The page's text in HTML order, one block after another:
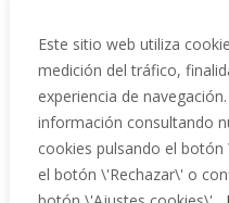
Este sitio web utiliza
medición del tráfico,
experiencia de
información consultando
cookies pulsando el
el botón \'Rechazar\' o
Servicios especiales